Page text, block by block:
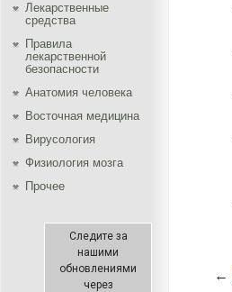
Лекарственные
средства
Правила
лекарственной
безопасности
Aнатомия человека
Восточная медицина
Вирусология
Физиология мозга
Прочее
Следите за
нашими
обновлениями
через
←